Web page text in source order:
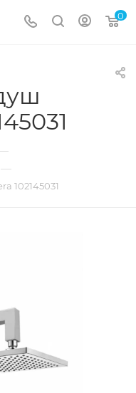
0
—
102145031